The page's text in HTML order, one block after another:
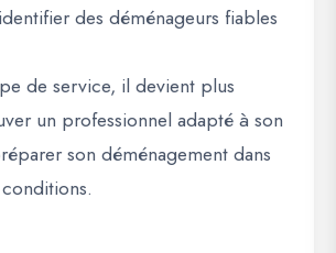
des déménageurs fiables
de service, il devient plus
un professionnel adapté à son
son déménagement dans